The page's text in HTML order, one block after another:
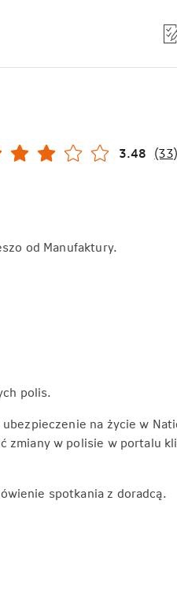
3.48 (33)
od Manufaktury.
polis.
na życie w
zmiany w polisie w portalu
spotkania z doradcą.